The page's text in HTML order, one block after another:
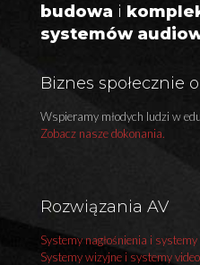
budowa i
systemów
Biznes społecznie
Wspieramy młodych ludzi w
Zobacz nasze dokonania.
Rozwiązania AV
Systemy nagłośnienia i systemy
Systemy wizyjne i systemy